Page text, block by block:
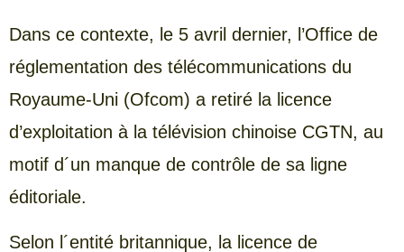
Dans ce contexte, le 5 avril dernier, l’Office de
réglementation des télécommunications du
Royaume-Uni (Ofcom) a retiré la licence
d’exploitation à la télévision chinoise CGTN, au
motif d´un manque de contrôle de sa ligne
éditoriale.
Selon l´entité britannique, la licence de